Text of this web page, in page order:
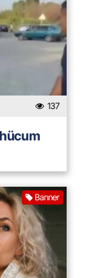
137
hücum
Banner